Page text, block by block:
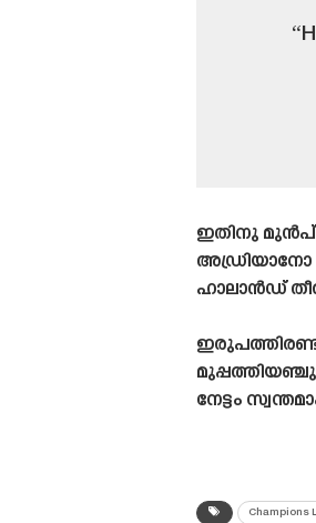
ഇതിനു മുൻപ്
അഡ്രിയാനോ
ഹാലാൻഡ്
നേട്ടം
Champions